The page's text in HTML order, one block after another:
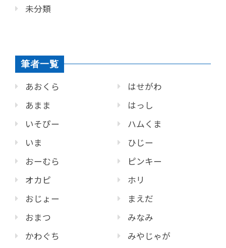
未分類
筆者一覧
あおくら
あまま
いそぴー
いま
おーむら
オカピ
おじょー
おまつ
かわぐち
はせがわ
はっし
ハムくま
ひじー
ピンキー
ホリ
まえだ
みなみ
みやじゃが